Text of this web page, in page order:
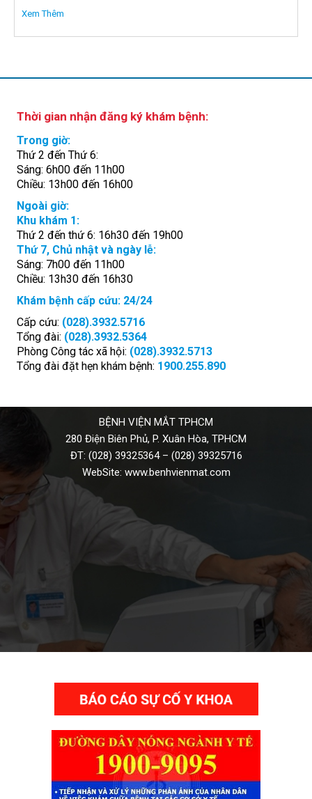
Xem Thêm
Thời gian nhận đăng ký khám bệnh:
Trong giờ:
Thứ 2 đến Thứ 6:
Sáng: 6h00 đến 11h00
Chiều: 13h00 đến 16h00
Ngoài giờ:
Khu khám 1:
Thứ 2 đến thứ 6: 16h30 đến 19h00
Thứ 7, Chủ nhật và ngày lễ:
Sáng: 7h00 đến 11h00
Chiều: 13h30 đến 16h30
Khám bệnh cấp cứu: 24/24
Cấp cứu: (028).3932.5716
Tổng đài: (028).3932.5364
Phòng Công tác xã hội: (028).3932.5713
Tổng đài đặt hẹn khám bệnh: 1900.255.890
BỆNH VIỆN MẮT TPHCM
280 Điện Biên Phủ, P. Xuân Hòa, TPHCM
ĐT: (028) 39325364– (028) 39325716
WebSite: www.benhvienmat.com